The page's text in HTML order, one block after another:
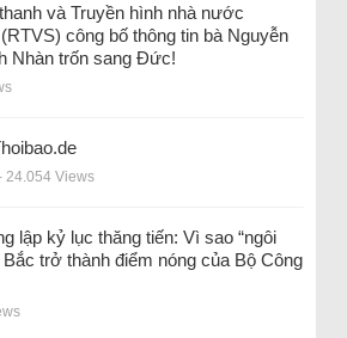
và Truyền hình nhà nước
công bố thông tin bà Nguyễn
Nhàn trốn sang Đức!
24.054 Views
lập kỷ lục thăng tiến: Vì sao “ngôi
Bắc trở thành điểm nóng của Bộ Công